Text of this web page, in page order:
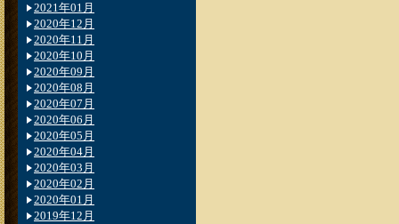
2021年01月
2020年12月
2020年11月
2020年10月
2020年09月
2020年08月
2020年07月
2020年06月
2020年05月
2020年04月
2020年03月
2020年02月
2020年01月
2019年12月